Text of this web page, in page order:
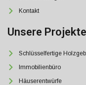
Kontakt
Unsere Projekte
Schlüsselfertige
Immobilienbüro
Häuserentwürfe